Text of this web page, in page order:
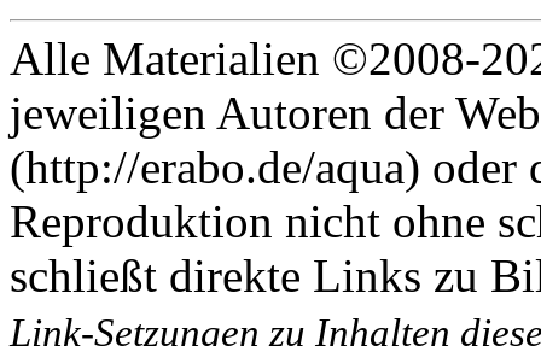
Alle Materialien ©2008-
jeweiligen Autoren der
(http://erabo.de/aqua) oder
Reproduktion nicht ohne
schließt direkte Links zu
Link-Setzungen zu Inhalten